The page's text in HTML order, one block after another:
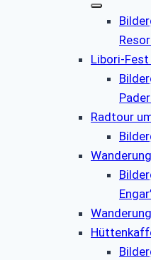
Libori-Fest
Radtour